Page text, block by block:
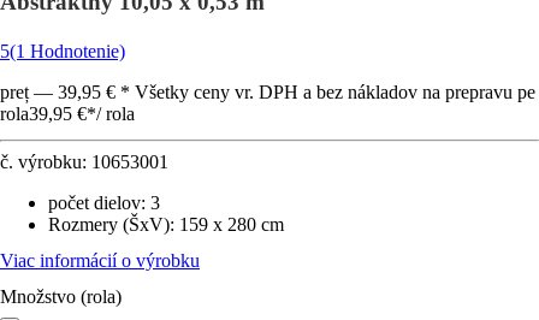
5(1 Hodnotenie)
preț — 39,95 € * Všetky ceny vr. DPH a bez nákladov na prepravu pe
rola39,95 €*/ rola
č. výrobku: 10653001
počet dielov: 3
Rozmery (ŠxV): 159 x 280 cm
Viac informácií o výrobku
Množstvo (rola)